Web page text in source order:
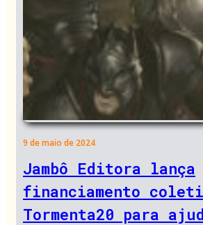
9 de maio de 2024
Jambô Editora lança
financiamento
Tormenta20 para